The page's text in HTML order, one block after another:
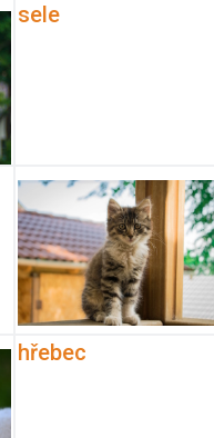
sele
hřebec